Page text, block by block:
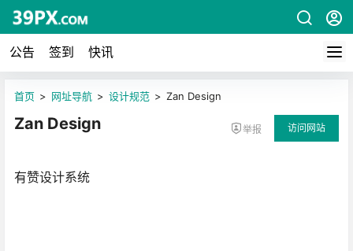
公告 签到 快讯
首页 > 网址导航 > 设计规范 > Zan Design
Zan Design 举报 访问网站
有赞设计系统